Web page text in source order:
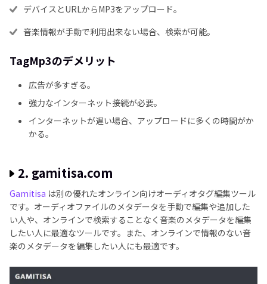
デバイスとURLからMP3をアップロード。
音楽情報が手動で利用出来ない場合、検索が可能。
TagMp3のデメリット
広告が多すぎる。
強力なインターネット接続が必要。
インターネットが遅い場合、アップロードに多くの時間がか
かる。
2. gamitisa.com
Gamitisa は別の優れたオンライン向けオーディオタグ編集ツール
です。オーディオファイルのメタデータを手動で編集や追加した
い人や、オンラインで検索することなく音楽のメタデータを編集
したい人に最適なツールです。また、オンラインで情報のない音
楽のメタデータを編集したい人にも最適です。